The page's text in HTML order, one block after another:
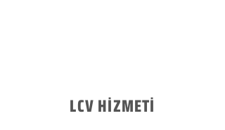
LCV HİZMETİ